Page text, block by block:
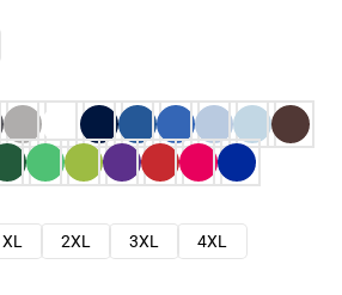
XL 2XL 3XL
4XL